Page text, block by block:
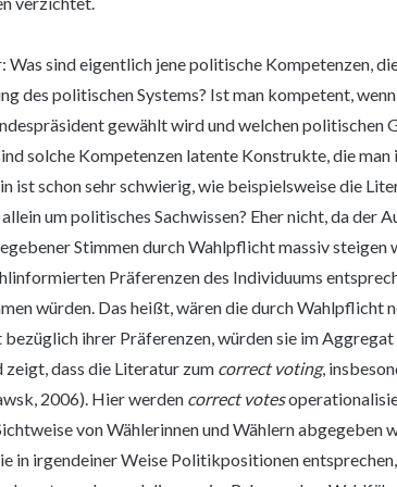
sind eigentlich jene politische Kompetenzen,
des politischen Systems? Ist man kompetent,
gewählt wird und welchen politischen
solche Kompetenzen latente Konstrukte, die man
ist schon sehr schwierig, wie beispielsweise die
um politisches Sachwissen? Eher nicht, da der
Stimmen durch Wahlpflicht massiv steigen
Präferenzen des Individuums
würden. Das heißt, wären die durch Wahlpflicht
ihrer Präferenzen, würden sie im Aggregat
dass die Literatur zum correct voting,
2006). Hier werden correct votes
von Wählerinnen und Wählern abgegeben
in irgendeiner Weise Politikpositionen